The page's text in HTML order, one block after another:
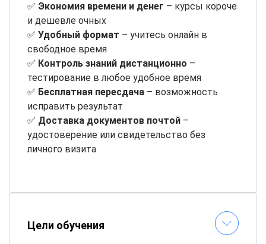
✅ Экономия времени и денег – курсы короче
и дешевле очных
✅ Удобный формат – учитесь онлайн в
свободное время
✅ Контроль знаний дистанционно –
тестирование в любое удобное время
✅ Бесплатная пересдача – возможность
исправить результат
✅ Доставка документов почтой –
удостоверение или свидетельство без
личного визита
– все пособия
доступны онлайн
– составляете расписание
Цели обучения